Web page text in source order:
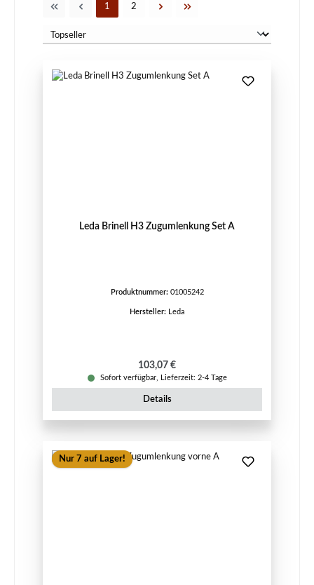
Seite
1 Seite
2
Leda Brinell H3 Zugumlenkung Set A
Produktnummer: 01005242
Hersteller: Leda
Regulärer Preis:
103,07 €
Sofort verfügbar, Lieferzeit: 2-4 Tage
Details
Nur 7 auf Lager!